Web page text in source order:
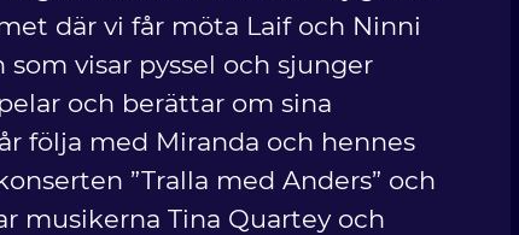
där vi får möta Laif och Ninni
som visar pyssel och sjunger
och berättar om sina
följa med Miranda och hennes
”Tralla med Anders” och
musikerna Tina Quartey och